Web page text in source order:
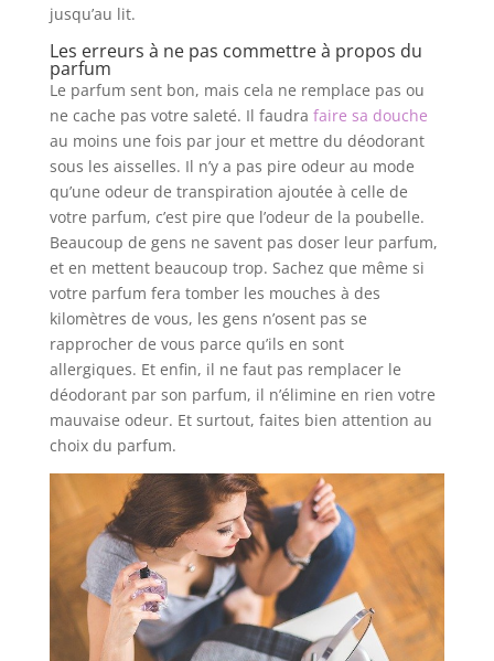
jusqu’au lit.
Les erreurs à ne pas commettre à propos du
parfum
Le parfum sent bon, mais cela ne remplace pas ou
ne cache pas votre saleté. Il faudra faire sa douche
au moins une fois par jour et mettre du déodorant
sous les aisselles. Il n’y a pas pire odeur au mode
qu’une odeur de transpiration ajoutée à celle de
votre parfum, c’est pire que l’odeur de la poubelle.
Beaucoup de gens ne savent pas doser leur parfum,
et en mettent beaucoup trop. Sachez que même si
votre parfum fera tomber les mouches à des
kilomètres de vous, les gens n’osent pas se
rapprocher de vous parce qu’ils en sont
allergiques. Et enfin, il ne faut pas remplacer le
déodorant par son parfum, il n’élimine en rien votre
mauvaise odeur. Et surtout, faites bien attention au
choix du parfum.